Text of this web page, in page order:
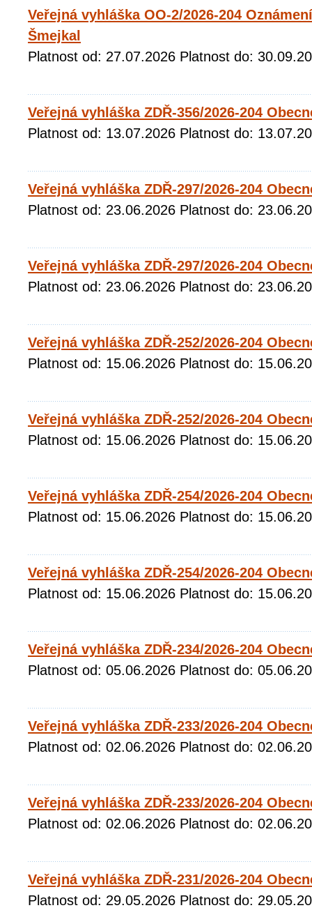
Veřejná vyhláška OO-2/2026-204
Šmejkal
Platnost od: 27.07.2026 Platnost do:
Veřejná vyhláška ZDŘ-356/2026-204
Platnost od: 13.07.2026 Platnost do:
Veřejná vyhláška ZDŘ-297/2026-204
Platnost od: 23.06.2026 Platnost do:
Veřejná vyhláška ZDŘ-297/2026-204
Platnost od: 23.06.2026 Platnost do:
Veřejná vyhláška ZDŘ-252/2026-204
Platnost od: 15.06.2026 Platnost do:
Veřejná vyhláška ZDŘ-252/2026-204
Platnost od: 15.06.2026 Platnost do:
Veřejná vyhláška ZDŘ-254/2026-204
Platnost od: 15.06.2026 Platnost do:
Veřejná vyhláška ZDŘ-254/2026-204
Platnost od: 15.06.2026 Platnost do:
Veřejná vyhláška ZDŘ-234/2026-204
Platnost od: 05.06.2026 Platnost do:
Veřejná vyhláška ZDŘ-233/2026-204
Platnost od: 02.06.2026 Platnost do:
Veřejná vyhláška ZDŘ-233/2026-204
Platnost od: 02.06.2026 Platnost do:
Veřejná vyhláška ZDŘ-231/2026-204
Platnost od: 29.05.2026 Platnost do: